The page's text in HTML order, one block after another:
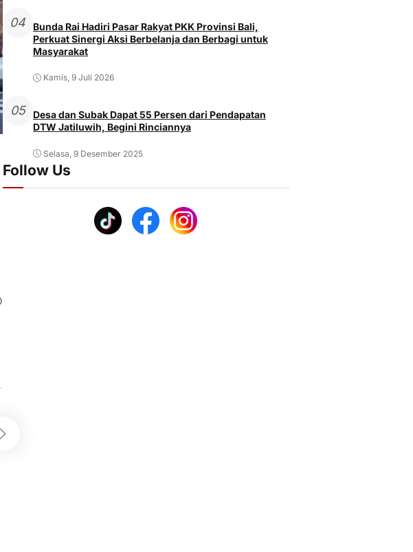
04
Bunda Rai Hadiri Pasar Rakyat PKK Provinsi Bali,
Perkuat Sinergi Aksi Berbelanja dan Berbagi untuk
Masyarakat
Kamis, 9 Juli 2026
05
Desa dan Subak Dapat 55 Persen dari Pendapatan
DTW Jatiluwih, Begini Rinciannya
Selasa, 9 Desember 2025
Follow Us